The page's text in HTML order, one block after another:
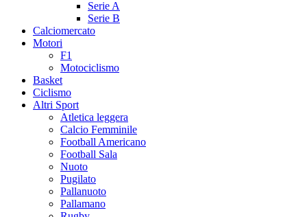
Serie A
Serie B
Calciomercato
Motori
F1
Motociclismo
Basket
Ciclismo
Altri Sport
Atletica leggera
Calcio Femminile
Football Americano
Football Sala
Nuoto
Pugilato
Pallanuoto
Pallamano